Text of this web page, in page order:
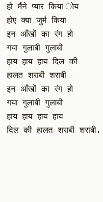
हो मैंने प्यार किया ोय
होए क्या जुर्म किया
इन आँखों का रंग हो
गया गुलाबी गुलाबी
हाय हाय हाय दिल की
हालत शराबी शराबी
इन आँखों का रंग हो
गया गुलाबी गुलाबी
हाय हाय हाय हाय
दिल की हालत शराबी शराबी.